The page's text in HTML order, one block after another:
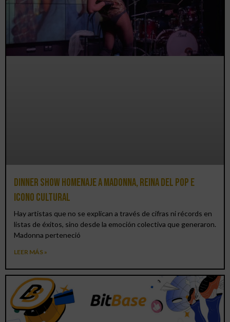
Dinner Show homenaje a Madonna, reina del pop e
icono cultural
Hay artistas que no se explican a través de cifras ni récords en
listas de éxitos, sino desde la emoción colectiva que generaron.
Madonna perteneció
LEER MÁS »